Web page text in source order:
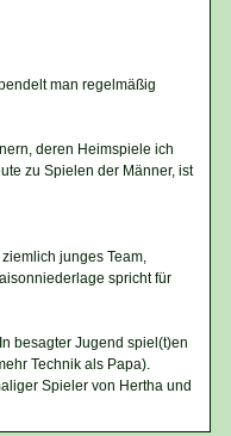
man regelmäßig
deren Heimspiele ich
zu Spielen der Männer, ist
junges Team,
spricht für
besagter Jugend spiel(t)en
Technik als Papa).
Spieler von Hertha und